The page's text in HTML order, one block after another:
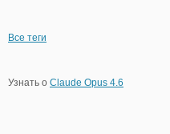
Все теги
Узнать о Claude Opus 4.6